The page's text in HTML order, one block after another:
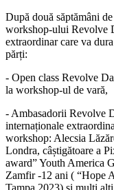
După două săptămâni
workshop-ului Revolve
extraordinar care va
părți:
- Open class Revolve
la workshop-ul de vară,
- Ambasadorii Revolve
internaționale
workshop: Alecsia
Londra, câștigătoare a
award” Youth America
Zamfir -12 ani ( “Hope
Tampa 2023) și mulți